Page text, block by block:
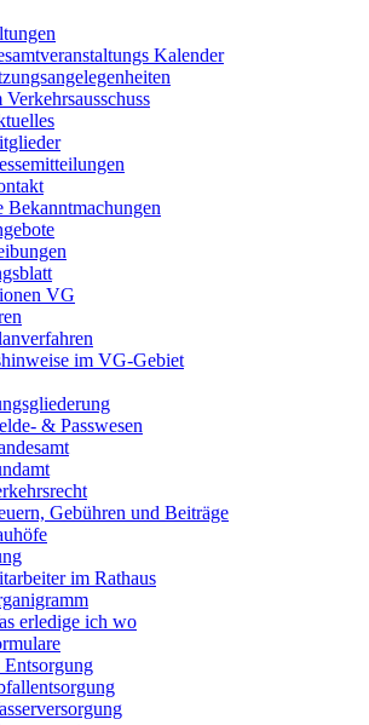
Kalender
Verkehrsausschuss
Bekanntmachungen
VG
im VG-Gebiet
& Passwesen
Gebühren und Beiträge
im Rathaus
erledige ich wo